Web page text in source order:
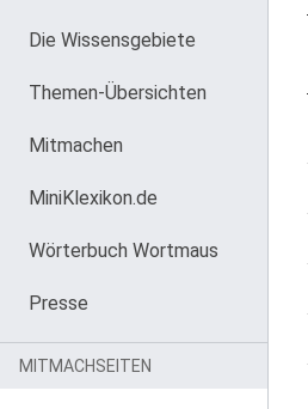
Die Wissensgebiete
Themen-Übersichten
Mitmachen
MiniKlexikon.de
Wörterbuch Wortmaus
Presse
MITMACHSEITEN